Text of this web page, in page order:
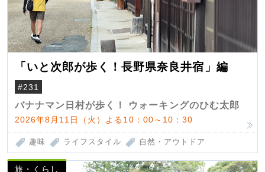
「いと次郎が歩く！長野県奈良井宿」編
#231
バナナマン日村が歩く！ ウォーキングのひむ太郎
2026年8月11日（火）よる10：00～10：30
趣味 ライフスタイル 自然・アウトドア
旅・くらし